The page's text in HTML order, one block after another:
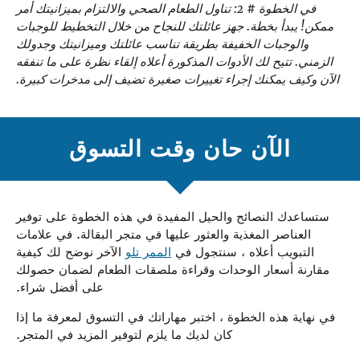
في الخطوة # 2: تناول الطعام الصحي والالتزام بميزانيتك أمر
ممكن! يبدأ بخطة. جهز عائلتك للنجاح من خلال التخطيط للوجبات
والوجبات الخفيفة بطريقة تناسب عائلتك وميزانيتك وجدولك
الزمني. تتيح لك الأدوات المذكورة أعلاه إلقاء نظرة على ما تنفقه
الآن وكيف يمكنك إجراء تغييرات صغيرة تضيف إلى مدخرات كبيرة.
الآن حان وقت التسوق
ستساعدك النصائح والحيل المفيدة في هذه الخطوة على توفير
العناصر المغذية والعثور عليها في متجر البقالة. في علامات
التبويب أعلاه ، سنتجول في الممر تلو الآخر نوضح لك كيفية
مقارنة أسعار الوحدات وقراءة ملصقات الطعام لضمان حصولك
على أفضل شراء.
في نهاية هذه الخطوة ، اختبر مهاراتك في التسوق لمعرفة ما إذا
كان لديك ما يلزم لتوفير المزيد في المتجر.